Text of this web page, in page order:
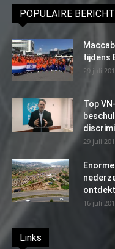
POPULAIRE
tijdens
29 juli
Top
29 juli
16 juli
Links